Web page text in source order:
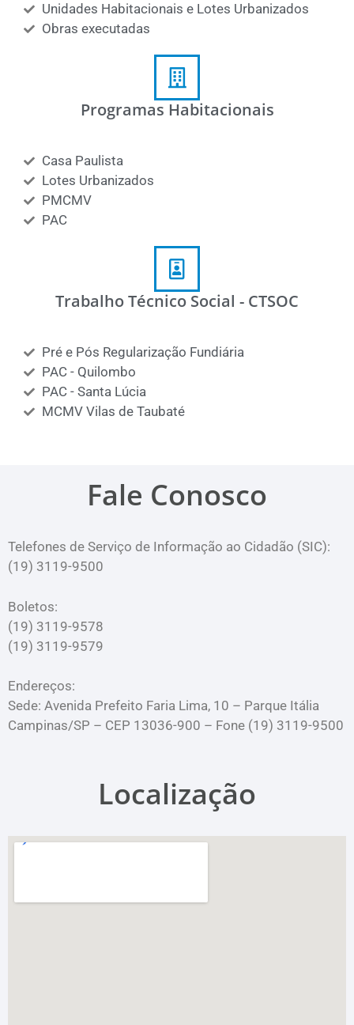
Unidades Habitacionais e Lotes Urbanizados
Obras executadas
Programas Habitacionais
Casa Paulista
Lotes Urbanizados
PMCMV
PAC
Trabalho Técnico Social - CTSOC
Pré e Pós Regularização Fundiária
PAC - Quilombo
PAC - Santa Lúcia
MCMV Vilas de Taubaté
Fale Conosco
Telefones de Serviço de Informação ao Cidadão (SIC):
(19) 3119-9500
Boletos:
(19) 3119-9578
(19) 3119-9579
Endereços:
Sede: Avenida Prefeito Faria Lima, 10 – Parque Itália
Campinas/SP – CEP 13036-900 – Fone (19) 3119-9500
Localização